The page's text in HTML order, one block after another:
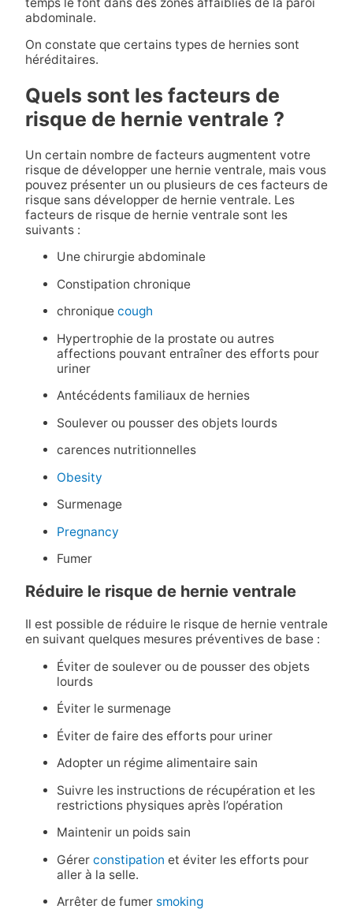
abdominale.
On constate que certains types de hernies sont
héréditaires.
Quels sont les facteurs de
risque de hernie ventrale ?
Un certain nombre de facteurs augmentent votre
risque de développer une hernie ventrale, mais vous
pouvez présenter un ou plusieurs de ces facteurs de
risque sans développer de hernie ventrale. Les
facteurs de risque de hernie ventrale sont les
suivants :
Une chirurgie abdominale
Constipation chronique
chronique cough
Hypertrophie de la prostate ou autres
affections pouvant entraîner des efforts pour
uriner
Antécédents familiaux de hernies
Soulever ou pousser des objets lourds
carences nutritionnelles
Obesity
Surmenage
Pregnancy
Fumer
Réduire le risque de hernie ventrale
Il est possible de réduire le risque de hernie ventrale
en suivant quelques mesures préventives de base :
Éviter de soulever ou de pousser des objets
lourds
Éviter le surmenage
Éviter de faire des efforts pour uriner
Adopter un régime alimentaire sain
Suivre les instructions de récupération et les
restrictions physiques après l’opération
Maintenir un poids sain
Gérer constipation et éviter les efforts pour
aller à la selle.
Arrêter de fumer smoking